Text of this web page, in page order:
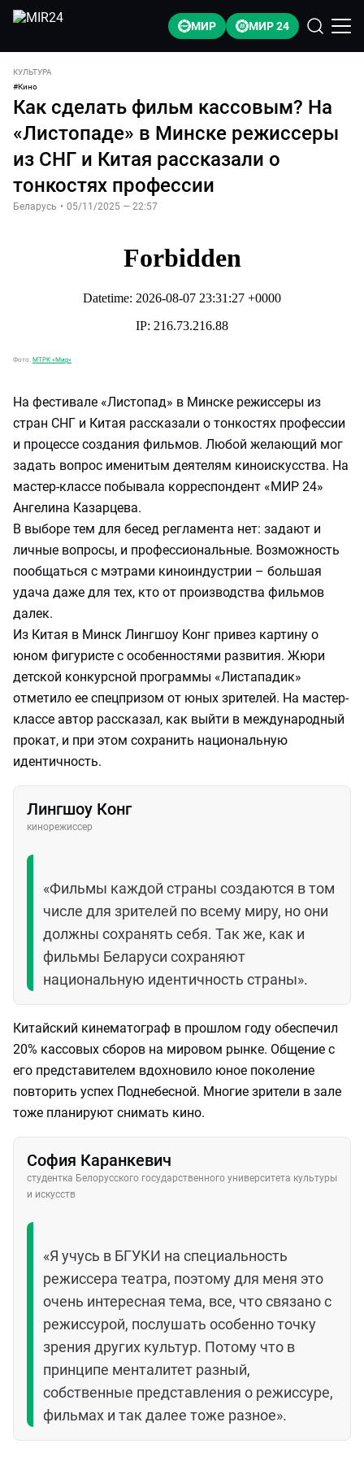
МИР МИР 24
КУЛЬТУРА
#Кино
Как сделать фильм кассовым? На
«Листопаде» в Минске режиссеры
из СНГ и Китая рассказали о
тонкостях профессии
Беларусь • 05/11/2025 — 22:57
Фото: МТРК «Мир»
На фестивале «Листопад» в Минске режиссеры из
стран СНГ и Китая рассказали о тонкостях профессии
и процессе создания фильмов. Любой желающий мог
задать вопрос именитым деятелям киноискусства. На
мастер-классе побывала корреспондент «МИР 24»
Ангелина Казарцева.
В выборе тем для бесед регламента нет: задают и
личные вопросы, и профессиональные. Возможность
пообщаться с мэтрами киноиндустрии – большая
удача даже для тех, кто от производства фильмов
далек.
Из Китая в Минск Лингшоу Конг привез картину о
юном фигуристе с особенностями развития. Жюри
детской конкурсной программы «Листападик»
отметило ее спецпризом от юных зрителей. На мастер-
классе автор рассказал, как выйти в международный
прокат, и при этом сохранить национальную
идентичность.
Лингшоу Конг
кинорежиссер
«Фильмы каждой страны создаются в том
числе для зрителей по всему миру, но они
должны сохранять себя. Так же, как и
фильмы Беларуси сохраняют
национальную идентичность страны».
Китайский кинематограф в прошлом году обеспечил
20% кассовых сборов на мировом рынке. Общение с
его представителем вдохновило юное поколение
повторить успех Поднебесной. Многие зрители в зале
тоже планируют снимать кино.
София Каранкевич
студентка Белорусского государственного университета культуры
и искусств
«Я учусь в БГУКИ на специальность
режиссера театра, поэтому для меня это
очень интересная тема, все, что связано с
режиссурой, послушать особенно точку
зрения других культур. Потому что в
принципе менталитет разный,
собственные представления о режиссуре,
фильмах и так далее тоже разное».